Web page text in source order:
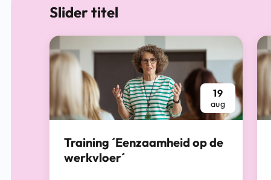
Slider titel
19
aug
Training ´Eenzaamheid op de
werkvloer´